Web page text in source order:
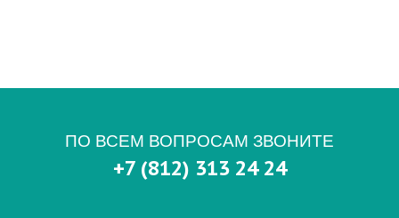
ПО ВСЕМ ВОПРОСАМ ЗВОНИТЕ
+7 (812) 313 24 24